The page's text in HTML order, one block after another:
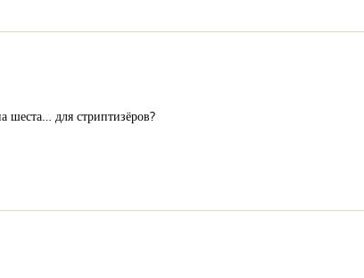
шеста… для стриптизёров?